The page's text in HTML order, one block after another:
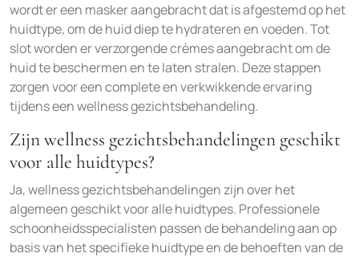
wordt er een masker aangebracht dat is afgestemd op het
huidtype, om de huid diep te hydrateren en voeden. Tot
slot worden er verzorgende crèmes aangebracht om de
huid te beschermen en te laten stralen. Deze stappen
zorgen voor een complete en verkwikkende ervaring
tijdens een wellness gezichtsbehandeling.
Zijn wellness gezichtsbehandelingen geschikt
voor alle huidtypes?
Ja, wellness gezichtsbehandelingen zijn over het
algemeen geschikt voor alle huidtypes. Professionele
schoonheidsspecialisten passen de behandeling aan op
basis van het specifieke huidtype en de behoeften van de